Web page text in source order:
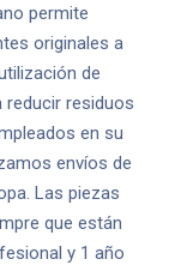
permite
originales a
de
reducir residuos
en su
envíos de
Las piezas
que están
y 1 año